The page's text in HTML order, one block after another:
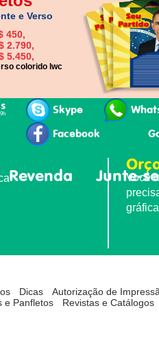
e Verso
450,
2.790,
5.450,
colorido lwc
Skype
Facebook
Revenda Junte-
Você
Dicas Autorização de
e Panfletos
Revistas e Catálogos